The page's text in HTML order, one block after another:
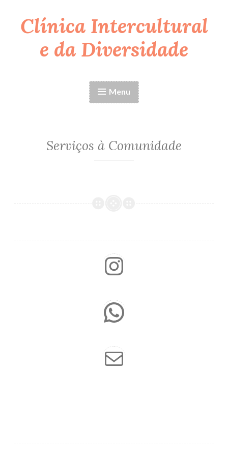
para
conteúdo
Clínica Intercultural
e da Diversidade
Menu
Serviços à Comunidade
Instagram
WhatsApp
E-mail